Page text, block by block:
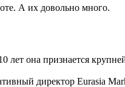
А их довольно много.
лет она признается
директор Eurasia